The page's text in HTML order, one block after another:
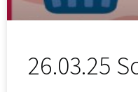
26.03.25